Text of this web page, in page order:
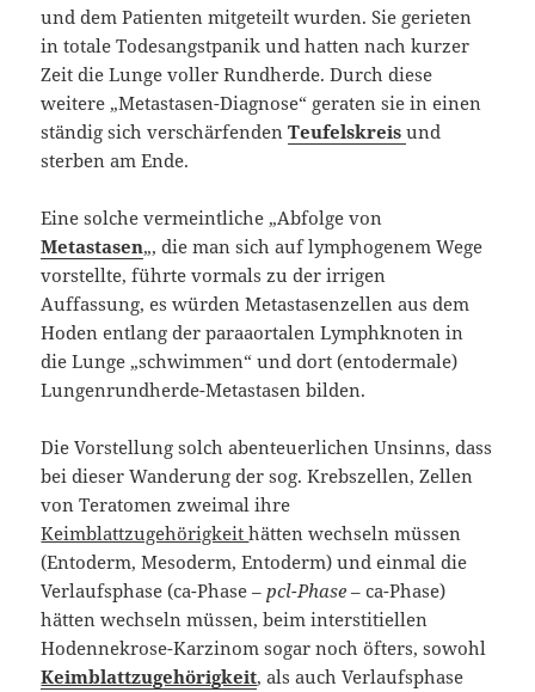
und dem Patienten mitgeteilt wurden. Sie gerieten
in totale Todesangstpanik und hatten nach kurzer
Zeit die Lunge voller Rundherde. Durch diese
weitere „Metastasen-Diagnose“ geraten sie in einen
ständig sich verschärfendenTeufelskreis und
sterben am Ende.
Eine solche vermeintliche „Abfolge von
Metastasen„, die man sich auf lymphogenem Wege
vorstellte, führte vormals zu der irrigen
Auffassung, es würden Metastasenzellen aus dem
Hoden entlang der paraaortalen Lymphknoten in
die Lunge „schwimmen“ und dort (entodermale)
Lungenrundherde-Metastasen bilden.
Die Vorstellung solch abenteuerlichen Unsinns, dass
bei dieser Wanderung der sog. Krebszellen, Zellen
von Teratomen zweimal ihre
Keimblattzugehörigkeithätten wechseln müssen
(Entoderm, Mesoderm, Entoderm) und einmal die
Verlaufsphase (ca-Phase –pcl-Phase – ca-Phase)
hätten wechseln müssen, beim interstitiellen
Hodennekrose-Karzinom sogar noch öfters, sowohl
Keimblattzugehörigkeit, als auch Verlaufsphase